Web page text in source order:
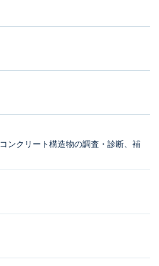
ンクリート構造物の調査・診断、補